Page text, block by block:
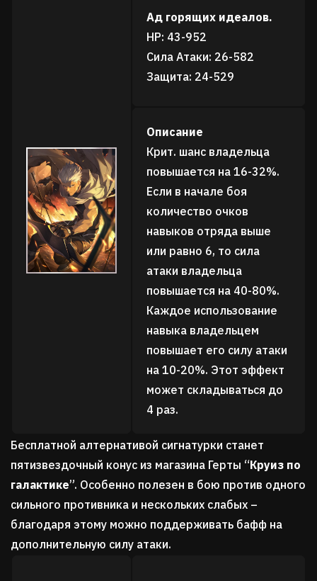
Ад горящих идеалов.
HP: 43-952
Сила Атаки: 26-582
Защита: 24-529
Описание
Крит. шанс владельца
повышается на 16-32%.
Если в начале боя
количество очков
навыков отряда выше
или равно 6, то сила
атаки владельца
повышается на 40-80%.
Каждое использование
навыка владельцем
повышает его силу атаки
на 10-20%. Этот эффект
может складываться до
4 раз.
Бесплатной алтернативой сигнатурки станет
пятизвездочный конус из магазина Герты “Круиз по
галактике”. Особенно полезен в бою против одного
сильного противника и нескольких слабых –
благодаря этому можно поддерживать бафф на
дополнительную силу атаки.